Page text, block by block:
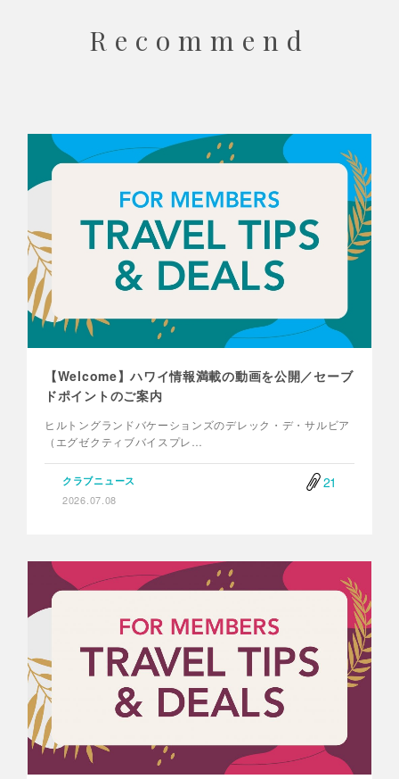
Recommend
【Welcome】ハワイ情報満載の動画を公開／セーブ
ドポイントのご案内
ヒルトングランドバケーションズのデレック・デ・サルビア
（エグゼクティブバイスプレ…
クラブニュース
2026.07.08
21